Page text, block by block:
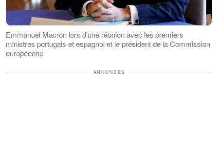
Emmanuel Macron lors d'une réunion avec les premiers
ministres portugais et espagnol et le président de la Commission
européenne
ANNONCES